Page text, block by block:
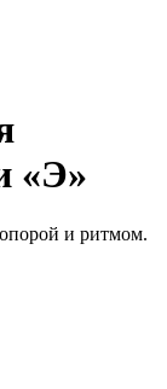
«Э»
и ритмом.